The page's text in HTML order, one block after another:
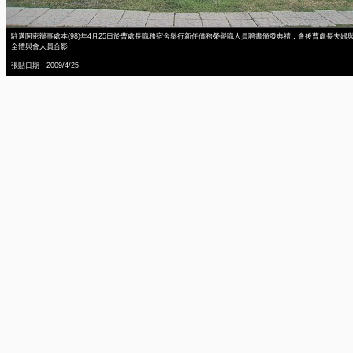
駐邁阿密辦事處本(98)年4月25日於曹處長職務宿舍舉行新任僑務榮譽職人員聘書頒發典禮，會後曹處長夫婦
全體與會人員合影
張貼日期：2009/4/25